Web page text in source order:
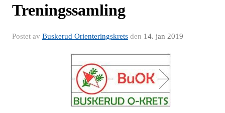
Treningssamling
Postet av Buskerud Orienteringskrets den 14. jan 2019